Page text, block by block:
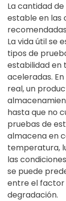
La cantidad
estable en las
La vida útil se
tipos de
estabilidad en
aceleradas.
real, un
hasta que no
pruebas de
almacena en
temperatura,
las
se puede
entre el factor
degradación.